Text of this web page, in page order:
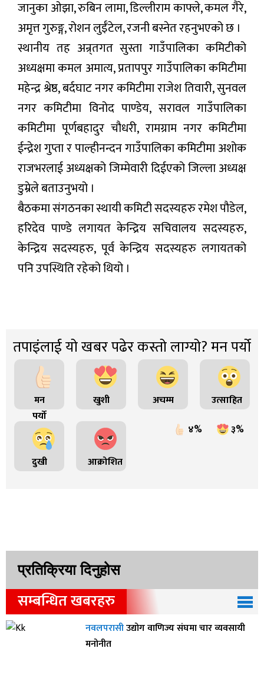
जानुका ओझा, रुबिन लामा, डिल्लीराम काफ्ले, कमल गैरे,
अमृत्त गुरुङ्ग, रोशन लुईँटेल, रजनी बस्नेत रहनुभएको छ ।
स्थानीय तह अन्र्तगत सुस्ता गाउँपालिका कमिटीको
अध्यक्षमा कमल अमात्य, प्रतापपुर गाउँपालिका कमिटीमा
महेन्द्र श्रेष्ठ, बर्दघाट नगर कमिटीमा राजेश तिवारी, सुनवल
नगर कमिटीमा विनोद पाण्डेय, सरावल गाउँपालिका
कमिटीमा पूर्णबहादुर चौधरी, रामग्राम नगर कमिटीमा
ईन्द्रेश गुप्ता र पाल्हीनन्दन गाउँपालिका कमिटीमा अशोक
राजभरलाई अध्यक्षको जिम्मेवारी दिईएको जिल्ला अध्यक्ष
डुम्रेले बताउनुभयो ।
बैठकमा संगठनका स्थायी कमिटी सदस्यहरु रमेश पौडेल,
हरिदेव पाण्डे लगायत केन्द्रिय सचिवालय सदस्यहरु,
केन्द्रिय सदस्यहरु, पूर्व केन्द्रिय सदस्यहरु लगायतको
पनि उपस्थिति रहेको थियो ।
तपाइंलाई यो खबर पढेर कस्तो लाग्यो? मन पर्यो
मन
पर्यो
खुशी अचम्म उत्साहित
दुखी आक्रोशित
४% ३%
प्रतिक्रिया दिनुहोस
सम्बन्धित खबरहरु
नवलपरासीउद्योग वाणिज्य संघमा चार व्यवसायी
मनोनीत